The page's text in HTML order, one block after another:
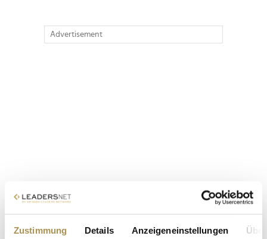
Zustimmung Details Anzeigeneinstellungen
Advertisement